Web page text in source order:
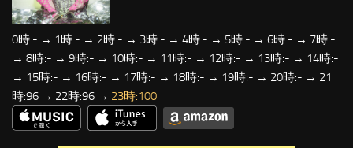
0時:- → 1時:- → 2時:- → 3時:- → 4時:- → 5時:- → 6時:- → 7時:-
→ 8時:- → 9時:- → 10時:- → 11時:- → 12時:- → 13時:- → 14時:-
→ 15時:- → 16時:- → 17時:- → 18時:- → 19時:- → 20時:- → 21
時:96 → 22時:96 → 23時:100